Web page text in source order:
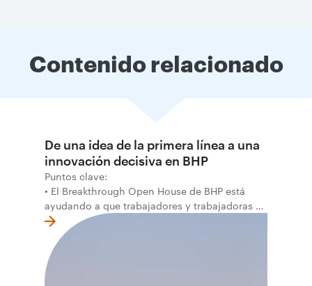
Contenido relacionado
De una idea de la primera línea a una
innovación decisiva en BHP
Puntos clave:
• El Breakthrough Open House de BHP está
ayudando a que trabajadores y trabajadoras de
la primera línea conviertan ideas prácticas en
soluciones probadas que pueden hacer el
trabajo más seguro, inteligente y productivo.
• El primer programa interno de innovación
recibió cerca de 1.000 postulaciones de